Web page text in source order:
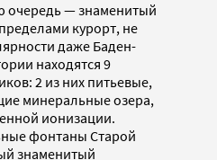
очередь — знаменитый
курорт, не
даже Баден-
находятся 9
2 из них питьевые,
минеральные озера,
ионизации.
фонтаны Старой
знаменитый